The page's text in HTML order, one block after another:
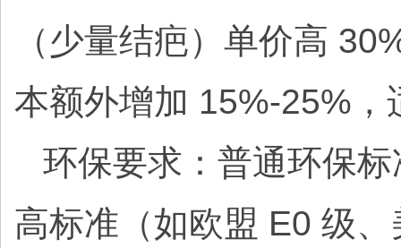
（少量结疤）单价高
本额外增加 15%-25%
环保要求：普通环保
高标准（如欧盟 E0 级